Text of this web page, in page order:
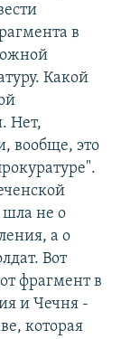
в
Какой
Нет,
вообще, это
шла не о
а о
Вот
фрагмент в
и Чечня -
которая